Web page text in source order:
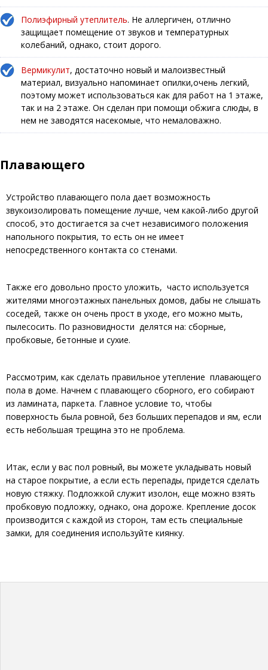
Полиэфирный утеплитель. Не аллергичен, отлично
защищает помещение от звуков и температурных
колебаний, однако, стоит дорого.
Вермикулит, достаточно новый и малоизвестный
материал, визуально напоминает опилки,очень легкий,
поэтому может использоваться как для работ на 1 этаже,
так и на 2 этаже. Он сделан при помощи обжига слюды, в
нем не заводятся насекомые, что немаловажно.
Плавающего
Устройство плавающего пола дает возможность
звукоизолировать помещение лучше, чем какой-либо другой
способ, это достигается за счет независимого положения
напольного покрытия, то есть он не имеет
непосредственного контакта со стенами.
Также его довольно просто уложить, часто используется
жителями многоэтажных панельных домов, дабы не слышать
соседей, также он очень прост в уходе, его можно мыть,
пылесосить. По разновидности делятся на: сборные,
пробковые, бетонные и сухие.
Рассмотрим, как сделать правильное утепление плавающего
пола в доме. Начнем с плавающего сборного, его собирают
из ламината, паркета. Главное условие то, чтобы
поверхность была ровной, без больших перепадов и ям, если
есть небольшая трещина это не проблема.
Итак, если у вас пол ровный, вы можете укладывать новый
на старое покрытие, а если есть перепады, придется сделать
новую стяжку. Подложкой служит изолон, еще можно взять
пробковую подложку, однако, она дороже. Крепление досок
производится с каждой из сторон, там есть специальные
замки, для соединения используйте киянку.